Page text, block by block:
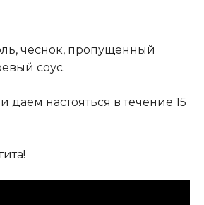
чеснок, пропущенный
соус.
настояться в течение 15